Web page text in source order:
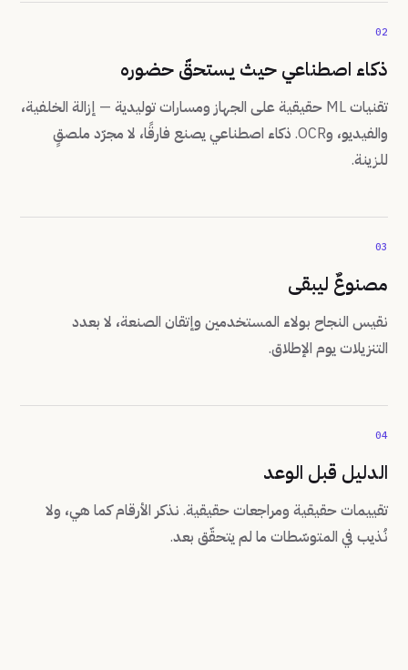
02
ذكاء اصطناعي حيث يستحقّ حضوره
تقنيات ML حقيقية على الجهاز ومسارات توليدية — إزالة الخلفية،
والفيديو، وOCR. ذكاء اصطناعي يصنع فارقًا، لا مجرّد ملصقٍ
للزينة.
03
مصنوعٌ ليبقى
نقيس النجاح بولاء المستخدمين وإتقان الصنعة، لا بعدد
التنزيلات يوم الإطلاق.
04
الدليل قبل الوعد
تقييمات حقيقية ومراجعات حقيقية. نذكر الأرقام كما هي، ولا
نُذيب في المتوسّطات ما لم يتحقّق بعد.